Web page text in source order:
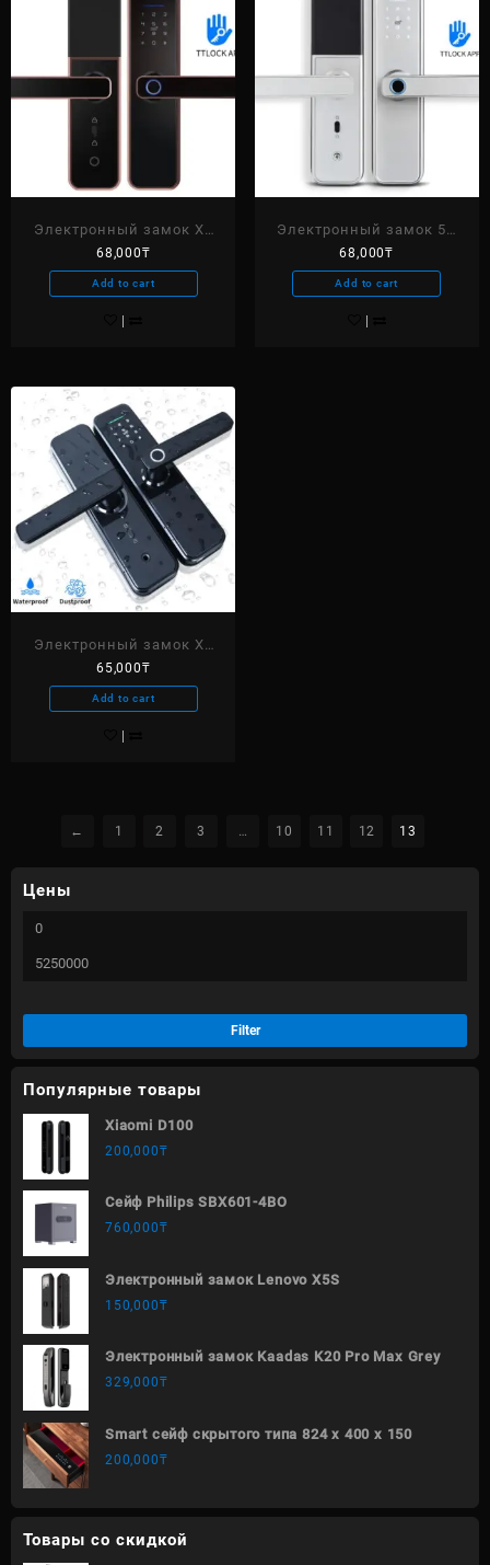
Электронный замок X5
BRONZE TTlock
68,000₸
Add to cart
Электронный замок 5X
SILVER TTlock
68,000₸
Add to cart
Электронный замок X5
BLACK TTlock
65,000₸
Add to cart
← 1 2 3 … 10 11 12 13
Цены
Filter
Популярные товары
Xiaomi D100
200,000₸
Сейф Philips SBX601-4BO
760,000₸
Электронный замок Lenovo X5S
150,000₸
Электронный замок Kaadas K20 Pro Max Grey
329,000₸
Smart сейф скрытого типа 824 х 400 х 150
200,000₸
Товары со скидкой